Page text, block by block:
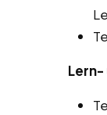
Lern-